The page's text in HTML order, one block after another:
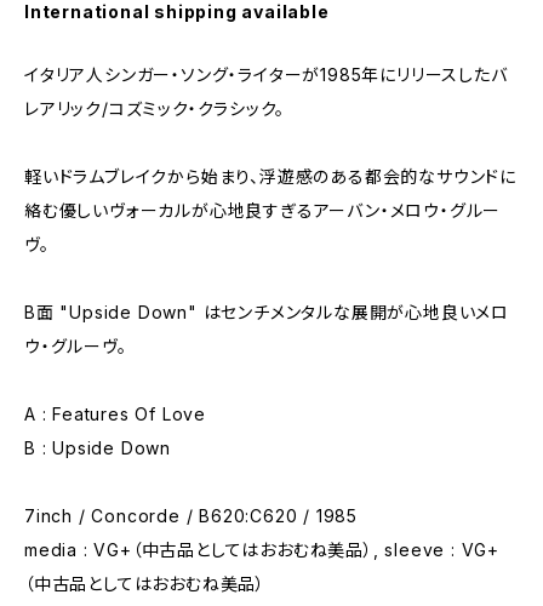
International shipping available
イタリア人シンガー・ソング・ライターが1985年にリリースしたバ
レアリック/コズミック・クラシック。
軽いドラムブレイクから始まり、浮遊感のある都会的なサウンドに
絡む優しいヴォーカルが心地良すぎるアーバン・メロウ・グルー
ヴ。
B面 "Upside Down" はセンチメンタルな展開が心地良いメロ
ウ・グルーヴ。
A : Features Of Love
B : Upside Down
7inch / Concorde / B620:C620 / 1985
media : VG+（中古品としてはおおむね美品）, sleeve : VG+
（中古品としてはおおむね美品）